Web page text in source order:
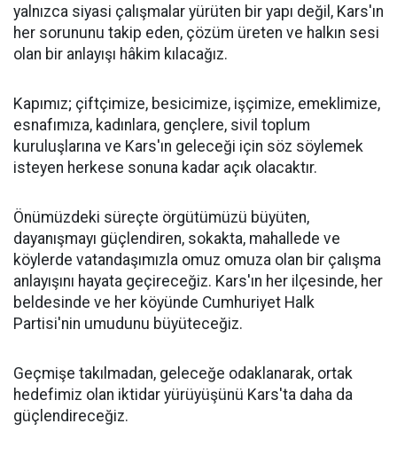
yalnızca siyasi çalışmalar yürüten bir yapı değil, Kars'ın
her sorununu takip eden, çözüm üreten ve halkın sesi
olan bir anlayışı hâkim kılacağız.
Kapımız; çiftçimize, besicimize, işçimize, emeklimize,
esnafımıza, kadınlara, gençlere, sivil toplum
kuruluşlarına ve Kars'ın geleceği için söz söylemek
isteyen herkese sonuna kadar açık olacaktır.
Önümüzdeki süreçte örgütümüzü büyüten,
dayanışmayı güçlendiren, sokakta, mahallede ve
köylerde vatandaşımızla omuz omuza olan bir çalışma
anlayışını hayata geçireceğiz. Kars'ın her ilçesinde, her
beldesinde ve her köyünde Cumhuriyet Halk
Partisi'nin umudunu büyüteceğiz.
Geçmişe takılmadan, geleceğe odaklanarak, ortak
hedefimiz olan iktidar yürüyüşünü Kars'ta daha da
güçlendireceğiz.